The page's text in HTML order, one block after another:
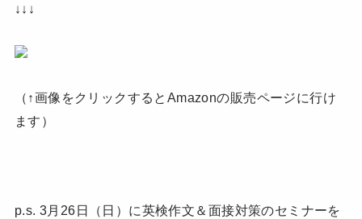
↓↓↓
（↑画像をクリックするとAmazonの販売ページに行け
ます）
p.s. 3月26日（日）に英検作文＆面接対策のセミナーを